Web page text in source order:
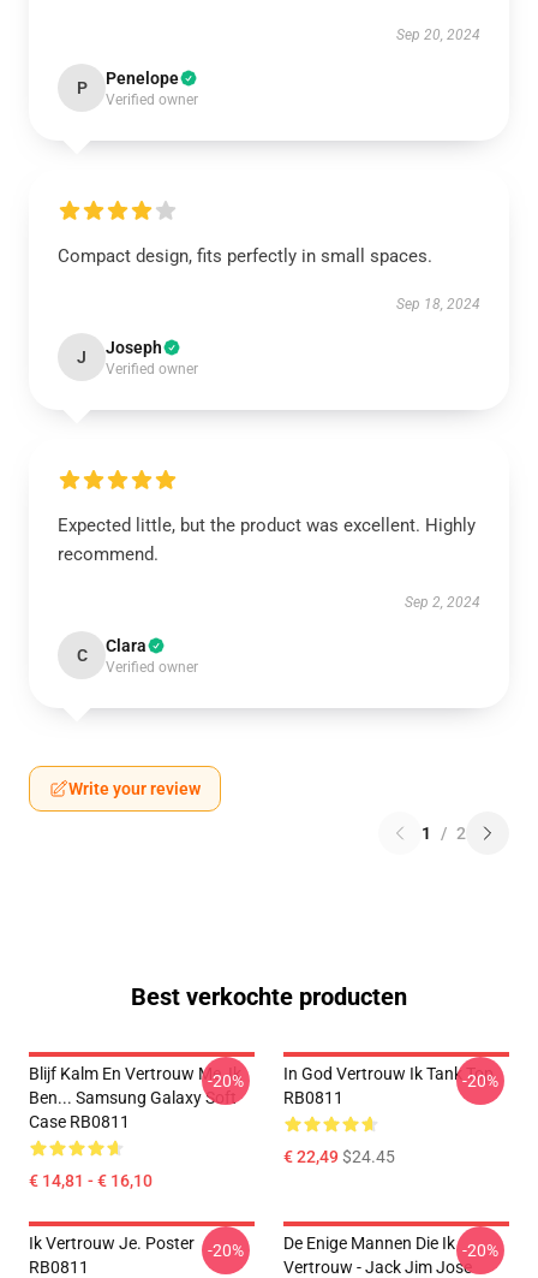
Sep 20, 2024
P Penelope
Verified owner
Compact design, fits perfectly in small spaces.
Sep 18, 2024
J Joseph
Verified owner
Expected little, but the product was excellent. Highly
recommend.
Sep 2, 2024
C Clara
Verified owner
Write your review
1 / 2
Best verkochte producten
Blijf Kalm En Vertrouw Me, Ik
Ben... Samsung Galaxy Soft
Case RB0811
€ 14,81 - € 16,10
-20%
In God Vertrouw Ik Tank Top
RB0811
€ 22,49$24.45
-20%
Ik Vertrouw Je. Poster
RB0811
-20%
De Enige Mannen Die Ik
Vertrouw - Jack Jim Jose
-20%